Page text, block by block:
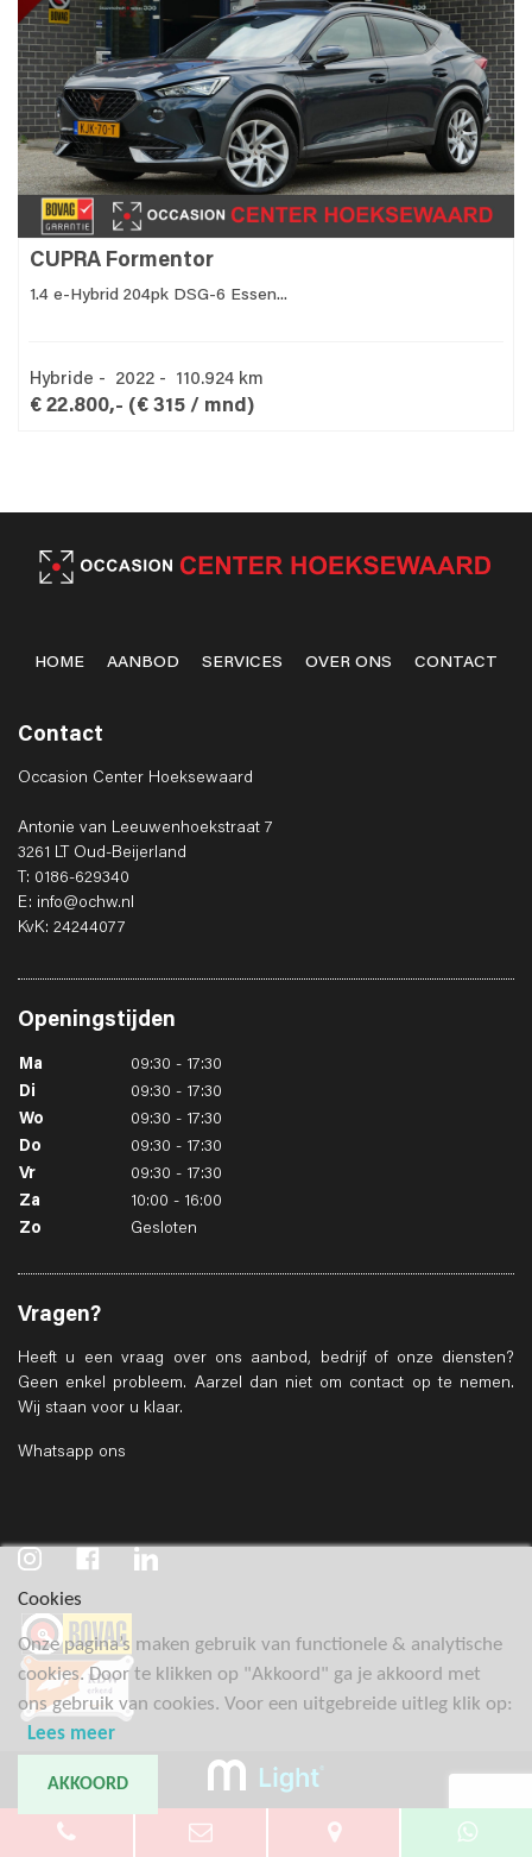
CUPRA Formentor
1.4 e-Hybrid 204pk DSG-6 Essen...
Hybride - 2022 - 110.924 km
€ 22.800,- (€ 315 / mnd)
HOME AANBOD SERVICES OVER ONS CONTACT
Contact
Occasion Center Hoeksewaard
Antonie van Leeuwenhoekstraat 7
3261 LT Oud-Beijerland
T: 0186-629340
E: info@ochw.nl
KvK: 24244077
Openingstijden
Ma
09:30 - 17:30
Di
09:30 - 17:30
Wo
09:30 - 17:30
Do
09:30 - 17:30
Vr
09:30 - 17:30
Za
10:00 - 16:00
Zo
Gesloten
Vragen?
Heeft u een vraag over ons aanbod, bedrijf of onze diensten?
Geen enkel probleem. Aarzel dan niet om contact op te nemen.
Wij staan voor u klaar.
Whatsapp ons
Cookies
Onze pagina’s maken gebruik van functionele & analytische
cookies. Door te klikken op "Akkoord" ga je akkoord met
ons gebruik van cookies. Voor een uitgebreide uitleg klik op:
Lees meer
AKKOORD